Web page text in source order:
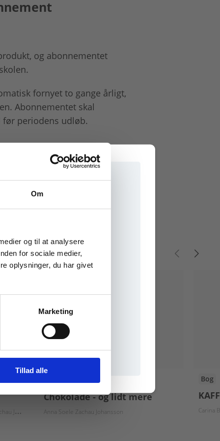
Om
og til at analysere
for sociale medier,
oplysninger, du har givet
Marketing
Tillad alle
og abonnementet
fornyet to gange årligt,
Abonnementet skal
før periodens udløb.
Chokolade - og lidt mere
Anna Soele Zachau Johansson
Bog
Carina
onlinematerialer